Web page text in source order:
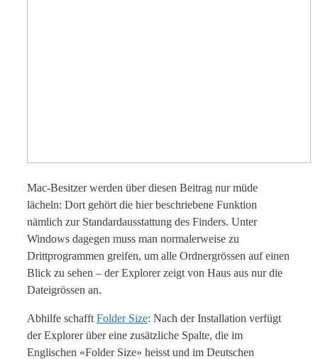
Mac-Besitzer werden über diesen Beitrag nur müde
lächeln: Dort gehört die hier beschriebene Funktion
nämlich zur Standardausstattung des Finders. Unter
Windows dagegen muss man normalerweise zu
Drittprogrammen greifen, um alle Ordnergrössen auf einen
Blick zu sehen – der Explorer zeigt von Haus aus nur die
Dateigrössen an.
Abhilfe schafft Folder Size: Nach der Installation verfügt
der Explorer über eine zusätzliche Spalte, die im
Englischen «Folder Size» heisst und im Deutschen